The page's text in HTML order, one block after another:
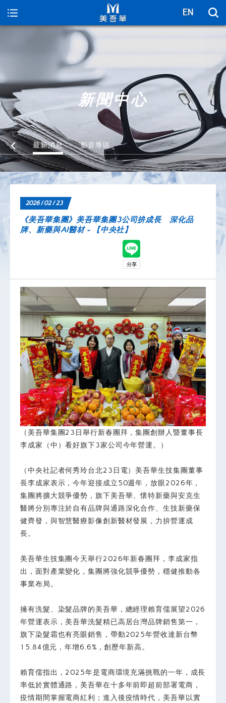
新聞中心
最新消息 影音專區
2026 / 02 / 23
《美吾華集團》美吾華集團3公司拚成長 深化品
牌、新藥與AI醫材 - 【中央社】
（美吾華集團23日舉行新春團拜，集團創辦人暨董事長
李成家（中）看好旗下3家公司今年營運。）
（中央社記者何秀玲台北23日電）美吾華生技集團董事
長李成家表示，今年迎接成立50週年，放眼2026年，
集團將擴大競爭優勢，旗下美吾華、懷特新藥與安克生
醫將分別專注於自有品牌與通路深化合作、生技新藥保
健齊發，與智慧醫療影像創新醫材發展，力拚營運成
長。
美吾華生技集團今天舉行2026年新春團拜，李成家指
出，面對產業變化，集團將強化競爭優勢，穩健推動各
事業布局。
擁有洗髮、染髮品牌的美吾華，總經理賴育儒展望2026
年營運表示，美吾華洗髮精已高居台灣品牌銷售第一，
旗下染髮霜也有亮眼銷售，帶動2025年營收達新台幣
15.84億元，年增6.6%，創歷年新高。
賴育儒指出，2025年是電商環境充滿挑戰的一年，成長
率低於實體通路，美吾華在十多年前即超前部署電商，
疫情期間掌握電商紅利；進入後疫情時代，美吾華以實